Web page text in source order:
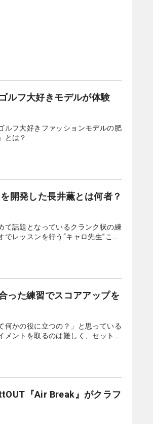
ルフ大好きモデルが体験
ルフ大好きファッションモデルの肥
とは？
開発した長井薫とは何者？
て話題となっているクランク状の練
レッスンを行う“キャロ先生”こと
った練習でスコアアップを
何かの役に立つの？」と思っている
ントを取るのは難しく、セットア
ほど便利なアイテムです。そこで
た。工夫次第でさまざまな練習に
『Air Break』がクラフ